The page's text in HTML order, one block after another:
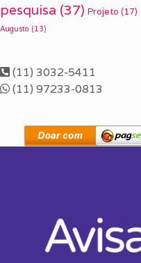
pesquisa (37) Projeto (17)
Augusto (13)
(11) 3032-5411
(11) 97233-0813